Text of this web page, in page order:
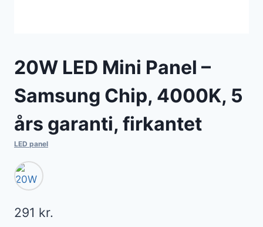
20W LED Mini Panel –
Samsung Chip, 4000K, 5
års garanti, firkantet
LED panel
291 kr.